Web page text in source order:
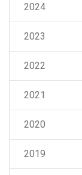
2024
2023
2022
2021
2020
2019